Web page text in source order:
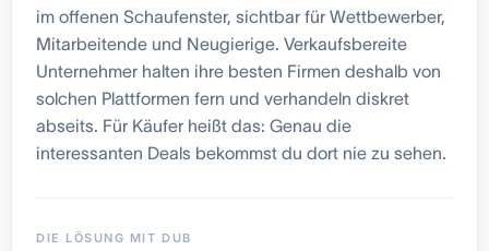
im offenen Schaufenster, sichtbar für Wettbewerber,
Mitarbeitende und Neugierige. Verkaufsbereite
Unternehmer halten ihre besten Firmen deshalb von
solchen Plattformen fern und verhandeln diskret
abseits. Für Käufer heißt das: Genau die
interessanten Deals bekommst du dort nie zu sehen.
DIE LÖSUNG MIT DUB